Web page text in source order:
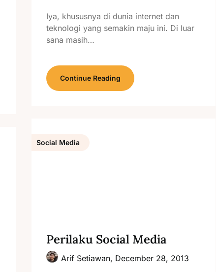
Iya, khususnya di dunia internet dan
teknologi yang semakin maju ini. Di luar
sana masih…
Continue Reading
Social Media
Perilaku Social Media
Arif Setiawan, December 28, 2013